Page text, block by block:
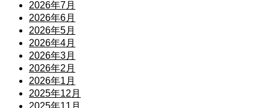
2026年7月
2026年6月
2026年5月
2026年4月
2026年3月
2026年2月
2026年1月
2025年12月
2025年11月